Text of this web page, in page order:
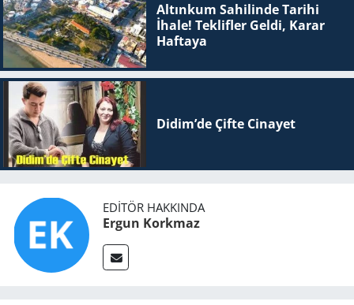
Altınkum Sahilinde Tarihi
İhale! Teklifler Geldi, Karar
Haftaya
Didim’de Çifte Ci­na­yet
EDITÖR HAKKINDA
Ergun Korkmaz